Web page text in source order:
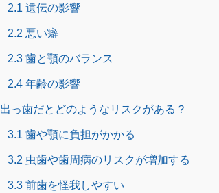
2.1 遺伝の影響
2.2 悪い癖
2.3 歯と顎のバランス
2.4 年齢の影響
出っ歯だとどのようなリスクがある？
3.1 歯や顎に負担がかかる
3.2 虫歯や歯周病のリスクが増加する
3.3 前歯を怪我しやすい